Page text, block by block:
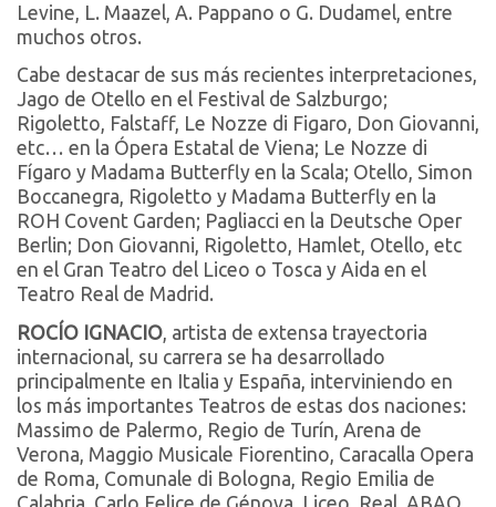
Levine, L. Maazel, A. Pappano o G. Dudamel, entre
muchos otros.
Cabe destacar de sus más recientes interpretaciones,
Jago de Otello en el Festival de Salzburgo;
Rigoletto, Falstaff, Le Nozze di Figaro, Don Giovanni,
etc… en la Ópera Estatal de Viena; Le Nozze di
Fígaro y Madama Butterfly en la Scala; Otello, Simon
Boccanegra, Rigoletto y Madama Butterfly en la
ROH Covent Garden; Pagliacci en la Deutsche Oper
Berlin; Don Giovanni, Rigoletto, Hamlet, Otello, etc
en el Gran Teatro del Liceo o Tosca y Aida en el
Teatro Real de Madrid.
ROCÍO IGNACIO , artista de extensa trayectoria
internacional, su carrera se ha desarrollado
principalmente en Italia y España, interviniendo en
los más importantes Teatros de estas dos naciones:
Massimo de Palermo, Regio de Turín, Arena de
Verona, Maggio Musicale Fiorentino, Caracalla Opera
de Roma, Comunale di Bologna, Regio Emilia de
Calabria, Carlo Felice de Génova. Liceo, Real, ABAO,